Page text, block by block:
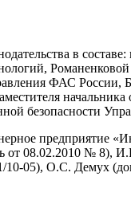
в
ФАС
безопасности
08.02.2010 № 8),
05), О.С. Демух